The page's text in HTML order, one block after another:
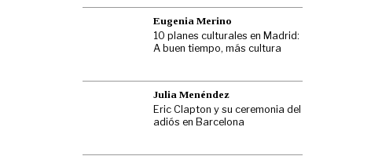
Eugenia Merino
10 planes culturales en Madrid:
A buen tiempo, más cultura
Julia Menéndez
Eric Clapton y su ceremonia del
adiós en Barcelona